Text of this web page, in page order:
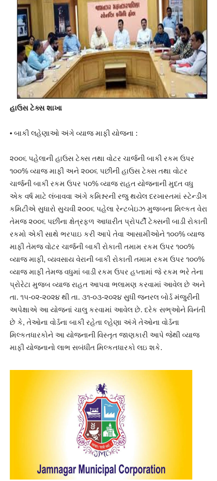
હાઉસ ટેક્સ શાખા
• બાકી લહેણાઓ અંગે વ્યાજ માફી યોજના :
૨૦૦૬ પહેલાની હાઉસ ટેક્સ તથા વોટર ચાર્જની બાકી રકમ ઉપર
૧૦૦% વ્યાજ માફી અને ૨૦૦૬ પછીની હાઉસ ટેક્સ તથા વોટર
ચાર્જની બાકી રકમ ઉપર ૫૦% વ્યાજ રાહત યોજનાની મુદત વધુ
એક વર્ષ માટે લંબાવવા અંગે કમિશ્નરની રજુ થયેલ દરખાસ્તમાં સ્ટેન્ડીંગ
કમિટીએ સુધારો સુચવી ૨૦૦૬ પહેલા રેન્ટબેઇઝ મુજબના મિલ્કત વેરા
તેમજ ૨૦૦૬ પછીના ક્ષેત્રફળ આધારીત પ્રોપર્ટી ટેક્સની બાડી રોકાતી
રકમો એકી સાથે ભરપાઇ કરી આપે તેવા આસામીઓને ૧૦૦% વ્યાજ
માફી તેમજ વોટર ચાર્જની બાકી રોકાતી તમામ રકમ ઉપર ૧૦૦%
વ્યાજ માફી, વ્યવસાય વેરાની બાકી રોકાતી તમામ રકમ ઉપર ૧૦૦%
વ્યાજ માફી તેમજ વધુમાં બાડી રકમ ઉપર હપ્તામાં જે રકમ ભરે તેના
પ્રોરેટા મુજબ વ્યાજ રાહત આપવા ભલામણ કરવામાં આવેલ છે અને
તા. ૧૫-૦૨-૨૦૨૪ થી તા. ૩૧-૦૩-૨૦૨૪ સુધી જનરલ બોર્ડ મંજુરીની
અપેક્ષાએ આ યોજનાં ચાલુ કરવામાં આવેલ છે. દરેક સભ્ઓને વિનંતી
છે કે, તેઓના વોર્ડના બાકી રહેતા લ્હેણા અંગે તેઓના વોર્ડના
મિલ્કતધારકોને આ યોજનાની વિસ્તૃત જાણકારી આપે જેથી વ્યાજ
માફી યોજનાનો લાભ સબંધીત મિલ્કતધારકો લઇ શકે.